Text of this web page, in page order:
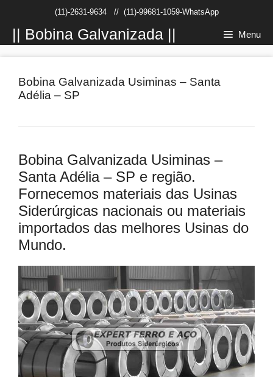
conteúdo
(11)-2631-9634// (11)-99681-1059-WhatsApp
|| Bobina Galvanizada || Menu
Bobina Galvanizada Usiminas – Santa
Adélia – SP
Bobina Galvanizada Usiminas –
Santa Adélia – SP e região.
Fornecemos materiais das Usinas
Siderúrgicas nacionais ou materiais
importados das melhores Usinas do
Mundo.